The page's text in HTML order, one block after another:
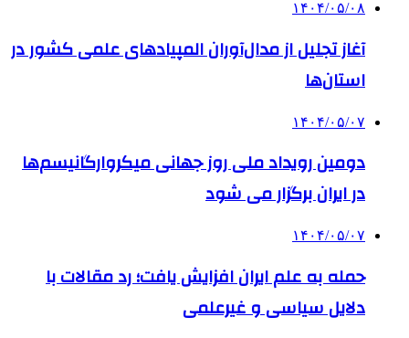
۱۴۰۴/۰۵/۰۸
آغاز تجلیل از مدال‌آوران المپیادهای علمی کشور در
استان‌ها
۱۴۰۴/۰۵/۰۷
دومین رویداد ملی روز جهانی میکروارگانیسم‌ها
در ایران برگزار می شود
۱۴۰۴/۰۵/۰۷
حمله به علم ایران افزایش یافت؛ رد مقالات با
دلایل سیاسی و غیرعلمی